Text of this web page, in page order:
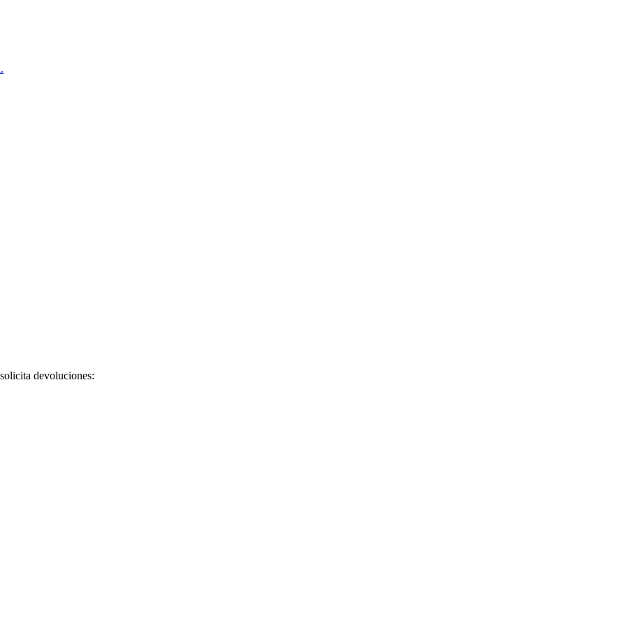
devoluciones: